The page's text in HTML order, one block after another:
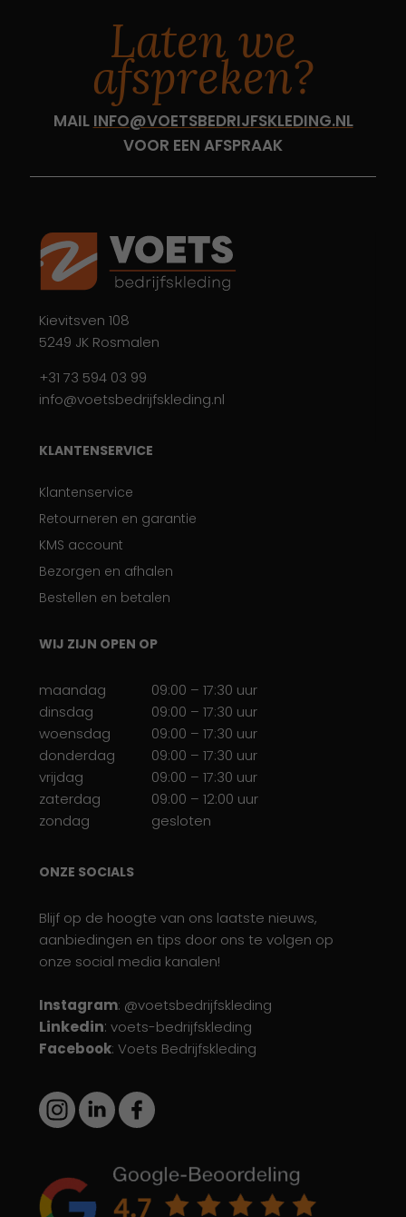
Laten we
afspreken?
MAIL INFO@VOETSBEDRIJFSKLEDING.NL
VOOR EEN AFSPRAAK
Kievitsven 108
5249 JK Rosmalen
+31 73 594 03 99
info@voetsbedrijfskleding.nl
KLANTENSERVICE
Klantenservice
Retourneren en garantie
KMS account
Bezorgen en afhalen
Bestellen en betalen
WIJ ZIJN OPEN OP
maandag
09:00 – 17:30 uur
dinsdag
09:00 – 17:30 uur
woensdag
09:00 – 17:30 uur
donderdag
09:00 – 17:30 uur
vrijdag
09:00 – 17:30 uur
zaterdag
09:00 – 12:00 uur
zondag
gesloten
ONZE SOCIALS
Blijf op de hoogte van ons laatste nieuws,
aanbiedingen en tips door ons te volgen op
onze social media kanalen!
Instagram: @voetsbedrijfskleding
Linkedin: voets-bedrijfskleding
Facebook: Voets Bedrijfskleding